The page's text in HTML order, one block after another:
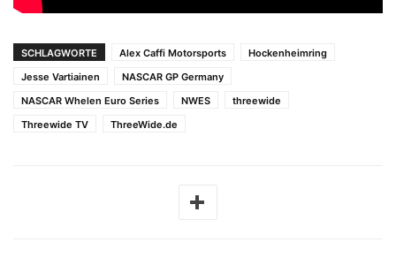
SCHLAGWORTE Alex Caffi Motorsports
Hockenheimring
Jesse Vartiainen
NASCAR GP Germany
NASCAR Whelen Euro Series
NWES
threewide
Threewide TV
ThreeWide.de